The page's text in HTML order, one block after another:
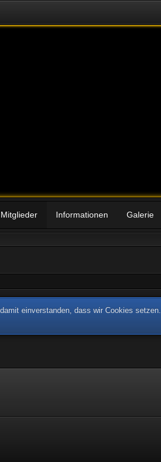
Mitglieder Informationen Galerie
einverstanden, dass wir Cookies setzen.